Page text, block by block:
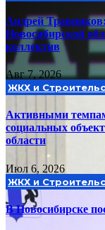
Андрей
Новосибирской
коллектив
Авг 7, 2026
ЖКХ и
Активными
социальных
области
Июл 6, 2026
ЖКХ и
В Новосибирске